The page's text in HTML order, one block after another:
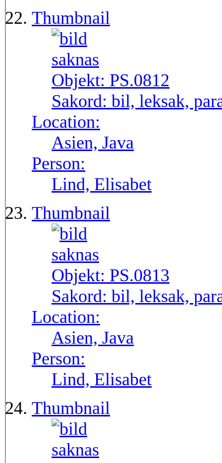
Thumbnail
Objekt: PS.0812
Sakord: bil, leksak,
Location:
Asien, Java
Person:
Lind, Elisabet
Thumbnail
Objekt: PS.0813
Sakord: bil, leksak,
Location:
Asien, Java
Person:
Lind, Elisabet
Thumbnail